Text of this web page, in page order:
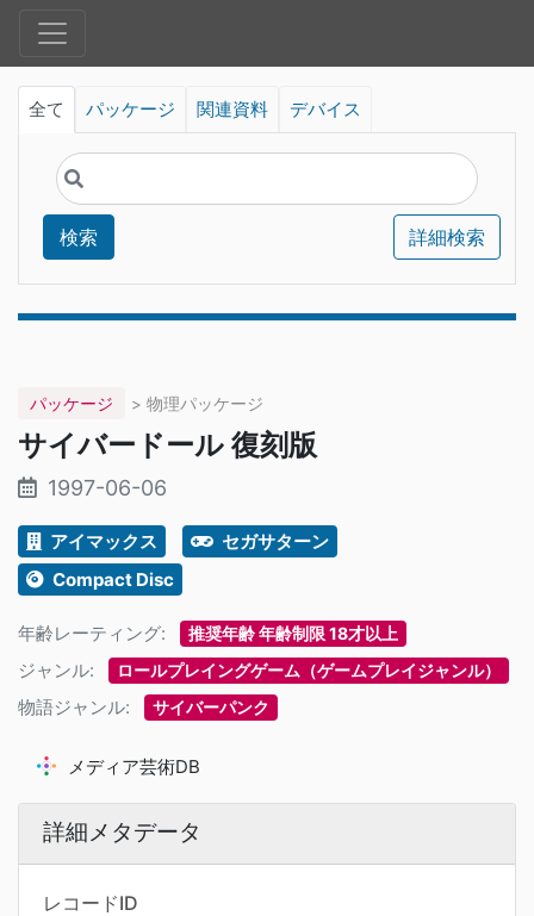
全て パッケージ 関連資料 デバイス
検索 詳細検索
パッケージ > 物理パッケージ
サイバードール 復刻版
1997-06-06
アイマックス
セガサターン
Compact Disc
年齢レーティング: 推奨年齢 年齢制限 18才以上
ジャンル: ロールプレイングゲーム（ゲームプレイジャンル）
物語ジャンル: サイバーパンク
メディア芸術DB
詳細メタデータ
レコードID